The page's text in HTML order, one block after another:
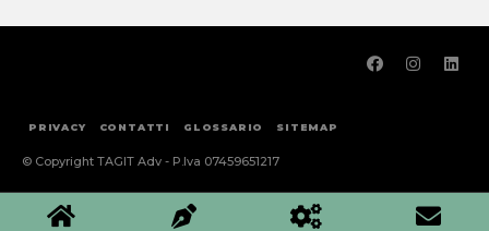
© Copyright TAGIT Adv - P.Iva 07459651217
PRIVACY CONTATTI GLOSSARIO SITEMAP